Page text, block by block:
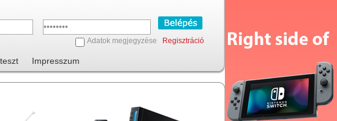
Adatok megjegyzése Regisztráció
Impresszum